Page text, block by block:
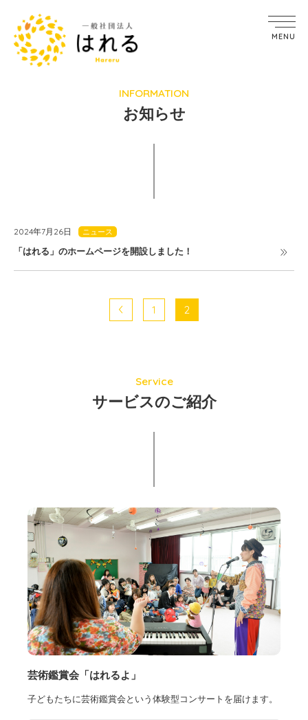
MENU
INFORMATION
お知らせ
2024年7月26日 ニュース
「はれる」のホームページを開設しました！
1 2
Service
サービスのご紹介
芸術鑑賞会「はれるよ」
子どもたちに芸術鑑賞会という体験型コンサートを届けます。